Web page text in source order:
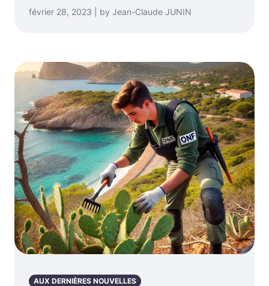
février 28, 2023 | by Jean-Claude JUNIN
AUX DERNIÈRES NOUVELLES